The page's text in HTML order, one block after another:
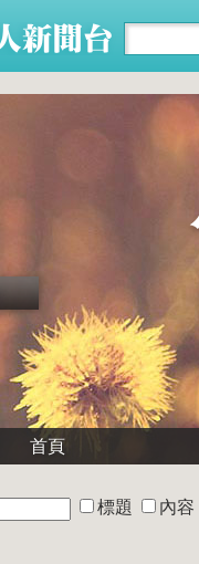
首頁
標題
內容